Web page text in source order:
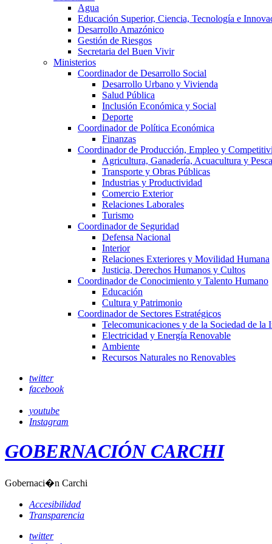
Agua
Educación Superior, Ciencia, Tecnología e
Desarrollo Amazónico
Gestión de Riesgos
Secretaria del Buen Vivir
Ministerios
Coordinador de Desarrollo Social
Desarrollo Urbano y Vivienda
Salud Pública
Inclusión Económica y Social
Deporte
Coordinador de Política Económica
Finanzas
Coordinador de Producción, Empleo y
Agricultura, Ganadería, Acuacultura y Pesca
Transporte y Obras Públicas
Industrias y Productividad
Comercio Exterior
Relaciones Laborales
Turismo
Coordinador de Seguridad
Defensa Nacional
Interior
Relaciones Exteriores y Movilidad Humana
Justicia, Derechos Humanos y Cultos
Coordinador de Conocimiento y Talento Humano
Educación
Cultura y Patrimonio
Coordinador de Sectores Estratégicos
Telecomunicaciones y de la Sociedad de la
Electricidad y Energía Renovable
Ambiente
Recursos Naturales no Renovables
twitter
facebook
youtube
Instagram
GOBERNACIÓN CARCHI
Gobernaci�n Carchi
Accesibilidad
Transparencia
twitter